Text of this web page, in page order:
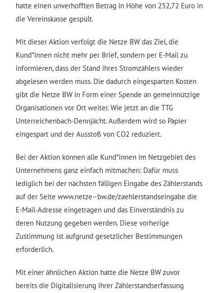
hatte einen unverhofften Betrag in Höhe von 252,72 Euro in
die Vereinskasse gespült.
Mit dieser Aktion verfolgt die Netze BW das Ziel, die
Kund*innen nicht mehr per Brief, sondern per E-Mail zu
informieren, dass der Stand ihres Stromzählers wieder
abgelesen werden muss. Die dadurch eingesparten Kosten
gibt die Netze BW in Form einer Spende an gemeinnützige
Organisationen vor Ort weiter. Wie jetzt an die TTG
Unterreichenbach-Dennjächt. Außerdem wird so Papier
eingespart und der Ausstoß von CO2 reduziert.
Bei der Aktion können alle Kund*innen im Netzgebiet des
Unternehmens ganz einfach mitmachen: Dafür muss
lediglich bei der nächsten fälligen Eingabe des Zählerstands
auf der Seite www.netze–bw.de/zaehlerstandseingabe die
E-Mail-Adresse eingetragen und das Einverständnis zu
deren Nutzung gegeben werden. Diese vorherige
Zustimmung ist aufgrund gesetzlicher Bestimmungen
erforderlich.
Mit einer ähnlichen Aktion hatte die Netze BW zuvor
bereits die Digitalisierung ihrer Zählerstandserfassung